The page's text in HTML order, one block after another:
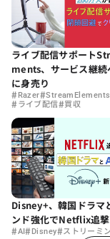
ライブ配信サポート
ments、サービス継
に身売り
#Razer#StreamElements
#ライブ配信#買収
Disney+、韓国ドラマ
ンド強化でNetflix追撃
#AI# Disney#ストリーミ